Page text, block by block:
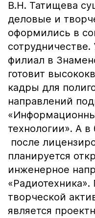
В.Н. Татищева
деловые и
оформились в
сотрудничестве.
филиал в
готовит
кадры для
направлений
технологии». А
после
планируется
инженерное
творческой
является